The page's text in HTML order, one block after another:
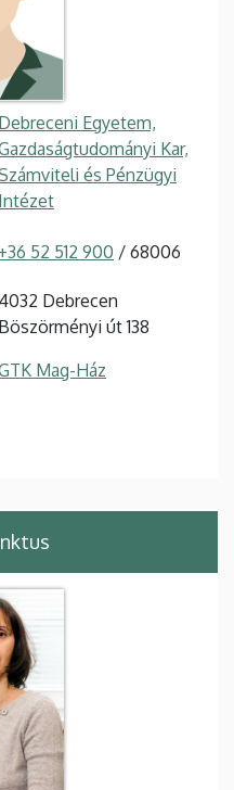
Debreceni Egyetem,
Kar,
és Pénzügyi
Intézet
+36 52 512 900 / 68006
4032 Debrecen
Böszörményi út 138
Mag-Ház